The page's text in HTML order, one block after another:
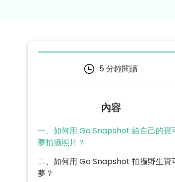
5 分鐘閱讀
內容
一、如何用 Go Snapshot 給自己的寶
夢拍攝照片？
二、如何用 Go Snapshot 拍攝野生寶
夢？